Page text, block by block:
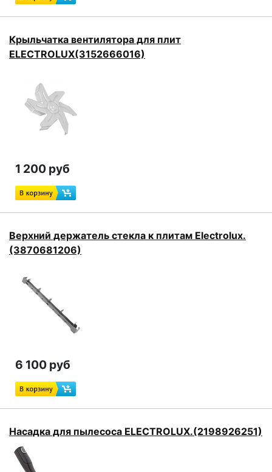
Крыльчатка вентилятора для плит
ELECTROLUX(3152666016)
1 200 руб
Верхний держатель стекла к плитам Electrolux.
(3870681206)
6 100 руб
Насадка для пылесоса ELECTROLUX.(2198926251)